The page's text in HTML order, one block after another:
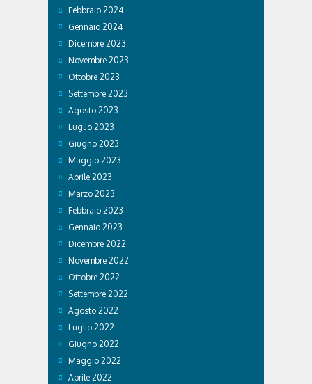
Febbraio 2024
Gennaio 2024
Dicembre 2023
Novembre 2023
Ottobre 2023
Settembre 2023
Agosto 2023
Luglio 2023
Giugno 2023
Maggio 2023
Aprile 2023
Marzo 2023
Febbraio 2023
Gennaio 2023
Dicembre 2022
Novembre 2022
Ottobre 2022
Settembre 2022
Agosto 2022
Luglio 2022
Giugno 2022
Maggio 2022
Aprile 2022